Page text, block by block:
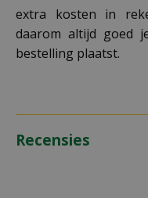
extra kosten in
daarom altijd goed
bestelling plaatst.
Recensies